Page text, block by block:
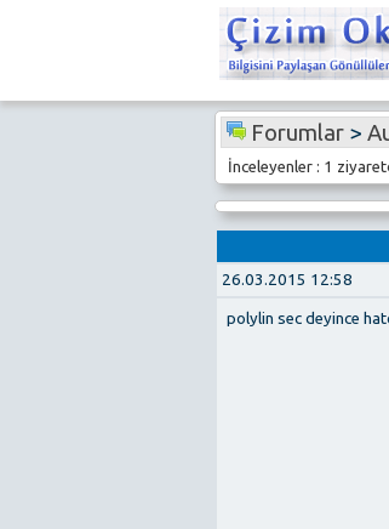
Forumlar>
İnceleyenler : 1
26.03.2015 12:58
polylin sec deyince